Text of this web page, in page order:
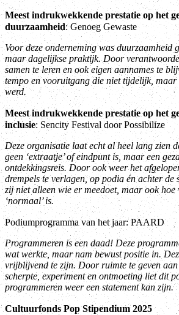
Meest indrukwekkende prestatie op het
duurzaamheid: Genoeg Gewaste
Voor deze onderneming was duurzaamheid
maar dagelijkse praktijk. Door
samen te leren en ook eigen aannames te
tempo en vooruitgang die niet tijdelijk, maar
werd.
Meest indrukwekkende prestatie op het
inclusie: Sencity Festival door Possibilize
Deze organisatie laat echt al heel lang zien
geen ‘extraatje’ of eindpunt is, maar een
ontdekkingsreis. Door ook weer het
drempels te verlagen, op podia én achter de
zij niet alleen wie er meedoet, maar ook
‘normaal’ is.
Podiumprogramma van het jaar: PAARD
Programmeren is een daad! Deze
wat werkte, maar nam bewust positie in.
vrijblijvend te zijn. Door ruimte te geven
scherpte, experiment en ontmoeting liet dit
programmeren weer een statement kan zijn.
Cultuurfonds Pop Stipendium 2025